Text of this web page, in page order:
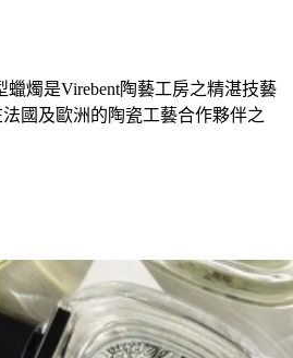
蠟燭是Virebent陶藝工房之精湛技藝
國及歐洲的陶瓷工藝合作夥伴之